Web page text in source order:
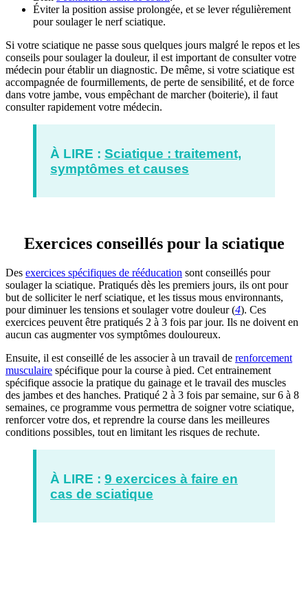
Éviter la position assise prolongée, et se lever régulièrement
pour soulager le nerf sciatique.
Si votre sciatique ne passe sous quelques jours malgré le repos et les
conseils pour soulager la douleur, il est important de consulter votre
médecin pour établir un diagnostic. De même, si votre sciatique est
accompagnée de fourmillements, de perte de sensibilité, et de force
dans votre jambe, vous empêchant de marcher (boiterie), il faut
consulter rapidement votre médecin.
À LIRE : Sciatique : traitement,
symptômes et causes
Exercices conseillés pour la sciatique
Des exercices spécifiques de rééducation sont conseillés pour
soulager la sciatique. Pratiqués dès les premiers jours, ils ont pour
but de solliciter le nerf sciatique, et les tissus mous environnants,
pour diminuer les tensions et soulager votre douleur (4). Ces
exercices peuvent être pratiqués 2 à 3 fois par jour. Ils ne doivent en
aucun cas augmenter vos symptômes douloureux.
Ensuite, il est conseillé de les associer à un travail de renforcement
musculaire spécifique pour la course à pied. Cet entrainement
spécifique associe la pratique du gainage et le travail des muscles
des jambes et des hanches. Pratiqué 2 à 3 fois par semaine, sur 6 à 8
semaines, ce programme vous permettra de soigner votre sciatique,
renforcer votre dos, et reprendre la course dans les meilleures
conditions possibles, tout en limitant les risques de rechute.
À LIRE : 9 exercices à faire en
cas de sciatique